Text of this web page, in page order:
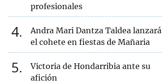
profesionales
4
Andra Mari Dantza Taldea lanzará
el cohete en fiestas de Mañaria
5
Victoria de Hondarribia ante su
afición